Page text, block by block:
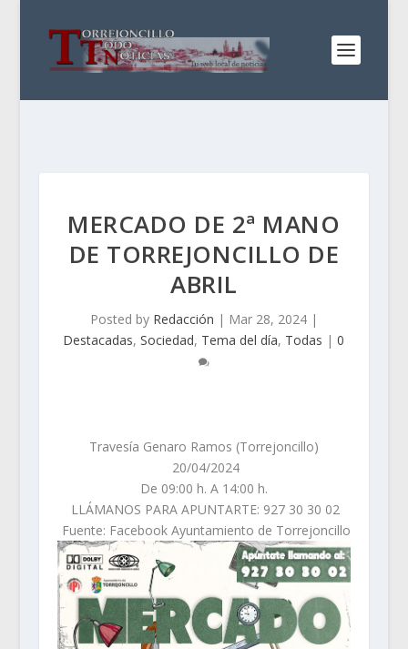
MERCADO DE 2ª MANO
DE TORREJONCILLO DE
ABRIL
Posted by Redacción | Mar 28, 2024|
Destacadas,Sociedad, Tema del día, Todas |0
Travesía Genaro Ramos (Torrejoncillo)
20/04/2024
De 09:00 h. A 14:00 h.
LLÁMANOS PARA APUNTARTE: 927 30 30 02
Fuente: Facebook Ayuntamiento de Torrejoncillo